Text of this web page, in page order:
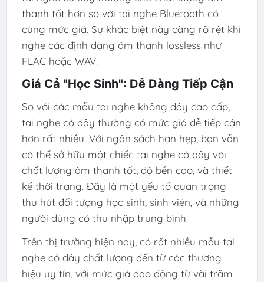
thanh tốt hơn so với tai nghe Bluetooth có
cùng mức giá. Sự khác biệt này càng rõ rệt khi
nghe các định dạng âm thanh lossless như
FLAC hoặc WAV.
Giá Cả "Học Sinh": Dễ Dàng Tiếp Cận
So với các mẫu tai nghe không dây cao cấp,
tai nghe có dây thường có mức giá dễ tiếp cận
hơn rất nhiều. Với ngân sách hạn hẹp, bạn vẫn
có thể sở hữu một chiếc tai nghe có dây với
chất lượng âm thanh tốt, độ bền cao, và thiết
kế thời trang. Đây là một yếu tố quan trọng
thu hút đối tượng học sinh, sinh viên, và những
người dùng có thu nhập trung bình.
Trên thị trường hiện nay, có rất nhiều mẫu tai
nghe có dây chất lượng đến từ các thương
hiệu uy tín, với mức giá dao động từ vài trăm